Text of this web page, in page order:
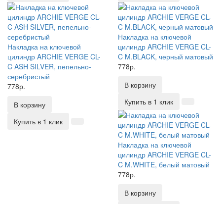
Накладка на ключевой
цилиндр ARCHIE VERGE CL-
C ASH SILVER, пепельно-
серебристый
778р.
В корзину
Купить в 1 клик
Накладка на ключевой
цилиндр ARCHIE VERGE CL-
C M.BLACK, черный матовый
778р.
В корзину
Купить в 1 клик
Накладка на ключевой
цилиндр ARCHIE VERGE CL-
C M.WHITE, белый матовый
778р.
В корзину